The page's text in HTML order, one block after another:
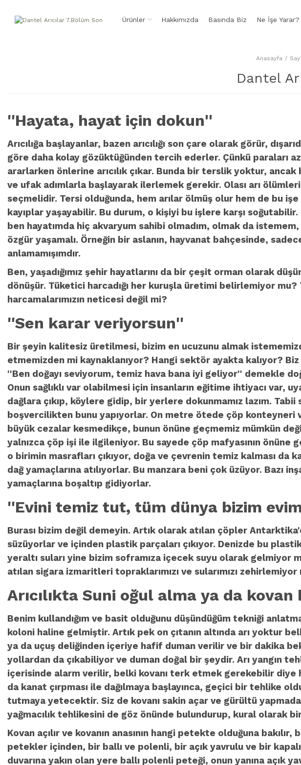
Ürünler Hakkımızda Basında Biz Ne İşe Yarar?
Anasayfa
Dantel
''Hayata, hayat için dokun''
Arıcılığa başlayanlar, bazen arıcılığı son çare olarak görür,
göre daha kolay gözüktüğünden tercih ederler. Çünkü paraları
ararlarken önlerine arıcılık çıkar. Bunda bir terslik yoktur,
ve ufak adımlarla başlayarak ilerlemek gerekir. Olası arı
seçmelidir. Tersi olduğunda, hem arılar ölmüş olur hem de bu
kayıplar yaşayabilir. Bu durum, o kişiyi bu işlere karşı
ben hayatımda hiç akvaryum sahibi olmadım, olmak da
özgür yaşamalı. Örneğin bir aslanın, hayvanat bahçesinde,
anlamamışımdır.
Ben, yaşadığımız şehir hayatlarını da bir çeşit orman olarak
dönüşür. Tüketici harcadığı her kuruşla üretimi belirlemiyor
harcamalarımızın neticesi değil mi?
''Sen karar veriyorsun''
Bir şeyin kalitesiz üretilmesi, bizim en ucuzunu almak
etmemizden mi kaynaklanıyor? Hangi sektör ayakta kalıyor?
''Ben doğayı seviyorum, temiz hava bana iyi geliyor'' demekle
Onun sağlıklı var olabilmesi için insanların eğitime ihtiyacı var,
dağlara çıkıp, köylere gidip, bir yerlere dokunmamız lazım.
boşvercilikten bunu yapıyorlar. On metre ötede çöp konteyneri
büyük cezalar kesmedikçe, bunun önüne geçmemiz mümkün
yalnızca çöp işi ile ilgileniyor. Bu sayede çöp mafyasının
o birimin masrafları çıkıyor, doğa ve çevrenin temiz kalması
dağ yamaçlarına atılıyorlar. Bu manzara beni çok üzüyor.
yamaçlarına boşaltıp gidiyorlar.
''Evini temiz tut, tüm dünya bizim
Burası bizim değil demeyin. Artık olarak atılan çöpler
süzüyorlar ve içinden plastik parçaları çıkıyor. Denizde bu
yeraltı suları yine bizim soframıza içecek suyu olarak gelmiyor
atılan sigara izmaritleri topraklarımızı ve sularımızı
Arıcılıkta Suni oğul alma ya da kovan
Benim kullandığım ve basit olduğunu düşündüğüm tekniği
koloni haline gelmiştir. Artık pek on çıtanın altında arı yoktur
ya da uçuş deliğinden içeriye hafif duman verilir ve bir dakika
yollardan da çıkabiliyor ve duman doğal bir şeydir. Arı yangın
içerisinde alarm verilir, belki kovanı terk etmek gerekebilir diye
da kanat çırpması ile dağılmaya başlayınca, geçici bir tehlike
tutmaya yetecektir. Siz de kovanı sakin açar ve gürültü
yağmacılık tehlikesini de göz önünde bulundurup, kural olarak
Kovan açılır ve kovanın anasının hangi petekte olduğuna
petekler içinden, bir ballı ve polenli, bir açık yavrulu ve bir
duvarına yakın olan yere ballı polenli peteği, onun yanına açık